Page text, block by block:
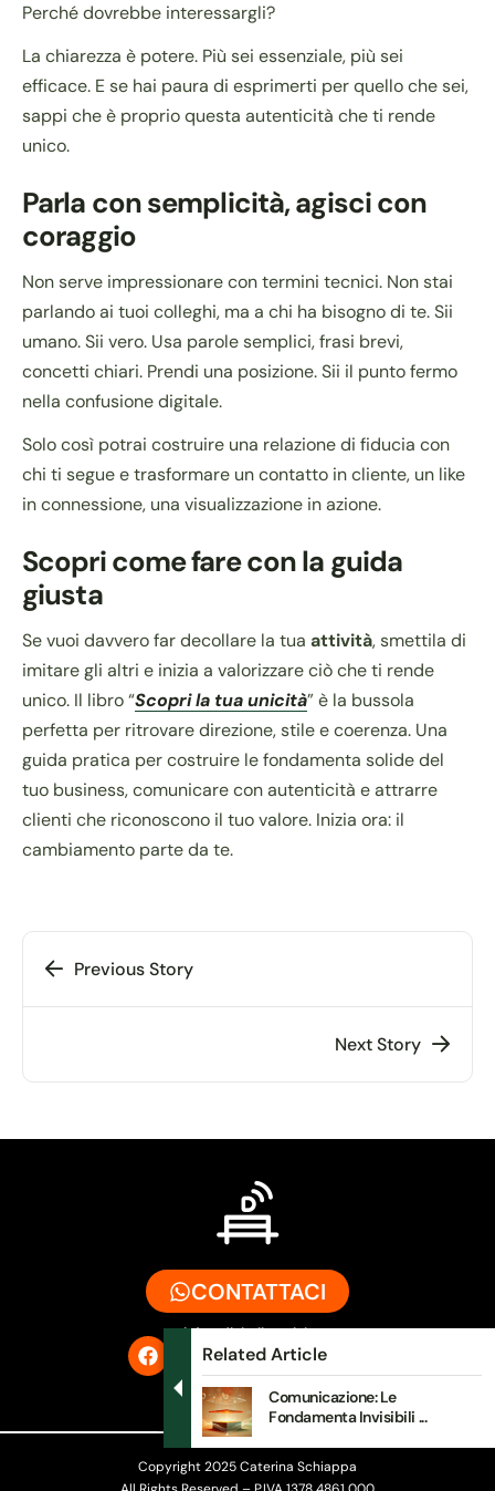
Perché dovrebbe interessargli?
La chiarezza è potere. Più sei essenziale, più sei
efficace. E se hai paura di esprimerti per quello che sei,
sappi che è proprio questa autenticità che ti rende
unico.
Parla con semplicità, agisci con
coraggio
Non serve impressionare con termini tecnici. Non stai
parlando ai tuoi colleghi, ma a chi ha bisogno di te. Sii
umano. Sii vero. Usa parole semplici, frasi brevi,
concetti chiari. Prendi una posizione. Sii il punto fermo
nella confusione digitale.
Solo così potrai costruire una relazione di fiducia con
chi ti segue e trasformare un contatto in cliente, un like
in connessione, una visualizzazione in azione.
Scopri come fare con la guida
giusta
Se vuoi davvero far decollare la tua attività, smettila di
imitare gli altri e inizia a valorizzare ciò che ti rende
unico. Il libro “Scopri la tua unicità” è la bussola
perfetta per ritrovare direzione, stile e coerenza. Una
guida pratica per costruire le fondamenta solide del
tuo business, comunicare con autenticità e attrarre
clienti che riconoscono il tuo valore. Inizia ora: il
cambiamento parte da te.
Previous Story
Next Story
Related Article
Comunicazione: Le
Fondamenta Invisibili ...
CONTATTACI
info@digitalbench.it
Copyright 2025 Caterina Schiappa